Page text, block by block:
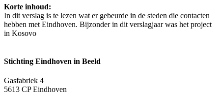
Korte inhoud:
In dit verslag is te lezen wat er gebeurde in de steden die contacten
hebben met Eindhoven. Bijzonder in dit verslagjaar was het project
in Kosovo
Stichting Eindhoven in Beeld
Gasfabriek 4
5613 CP Eindhoven